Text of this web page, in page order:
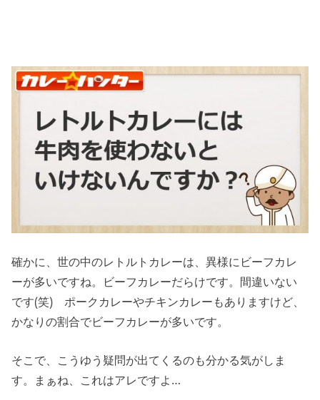
確かに、世の中のレトルトカレーは、異様にビーフカレ
ーが多いですね。ビーフカレーだらけです。間違いない
です(笑) ポークカレーやチキンカレーもありますけど、
かなりの割合でビーフカレーが多いです。
そこで、こうゆう疑問が出てくるのも分かる気がしま
す。まぁね、これはアレですよ…